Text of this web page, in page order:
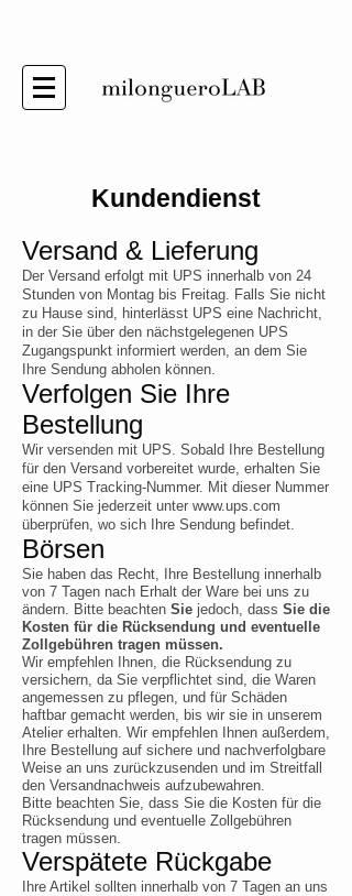
Kundendienst
Versand & Lieferung
Der Versand erfolgt mit UPS innerhalb von 24
Stunden von Montag bis Freitag. Falls Sie nicht
zu Hause sind, hinterlässt UPS eine Nachricht,
in der Sie über den nächstgelegenen UPS
Zugangspunkt informiert werden, an dem Sie
Ihre Sendung abholen können.
Verfolgen Sie Ihre
Bestellung
Wir versenden mit UPS. Sobald Ihre Bestellung
für den Versand vorbereitet wurde, erhalten Sie
eine UPS Tracking-Nummer. Mit dieser Nummer
können Sie jederzeit unter www.ups.com
überprüfen, wo sich Ihre Sendung befindet.
Börsen
Sie haben das Recht, Ihre Bestellung innerhalb
von 7 Tagen nach Erhalt der Ware bei uns zu
ändern. Bitte beachten Sie jedoch, dass Sie die
Kosten für die Rücksendung und eventuelle
Zollgebühren tragen müssen.
Wir empfehlen Ihnen, die Rücksendung zu
versichern, da Sie verpflichtet sind, die Waren
angemessen zu pflegen, und für Schäden
haftbar gemacht werden, bis wir sie in unserem
Atelier erhalten. Wir empfehlen Ihnen außerdem,
Ihre Bestellung auf sichere und nachverfolgbare
Weise an uns zurückzusenden und im Streitfall
den Versandnachweis aufzubewahren.
Bitte beachten Sie, dass Sie die Kosten für die
Rücksendung und eventuelle Zollgebühren
tragen müssen.
Verspätete Rückgabe
Ihre Artikel sollten innerhalb von 7 Tagen an uns